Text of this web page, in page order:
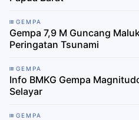
GEMPA
Gempa 7,9 M Guncang
Peringatan Tsunami
GEMPA
Info BMKG Gempa
Selayar
GEMPA